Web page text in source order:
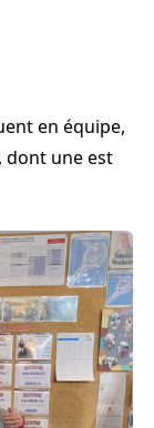
en équipe,
dont une est